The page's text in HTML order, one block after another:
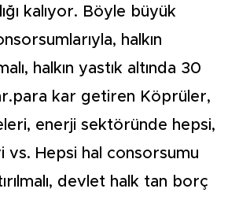
kalıyor. Böyle büyük
halkın
halkın yastık altında 30
kar getiren Köprüler,
enerji sektöründe hepsi,
vs. Hepsi hal consorsumu
devlet halk tan borç